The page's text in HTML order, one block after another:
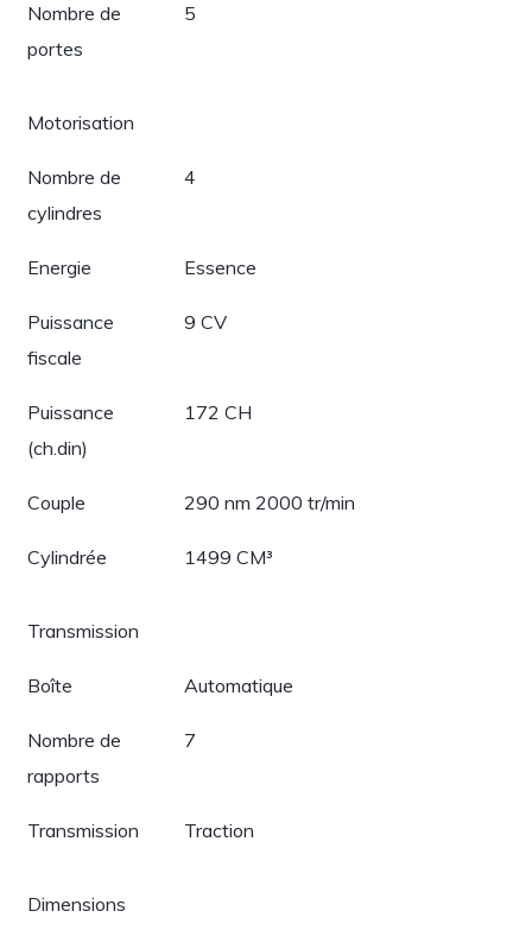
Nombre de
portes
5
Motorisation
Nombre de
cylindres
4
Energie Essence
Puissance
fiscale
9 CV
Puissance
(ch.din)
172 CH
Couple 290 nm 2000 tr/min
Cylindrée 1499 CM³
Transmission
Boîte Automatique
Nombre de
rapports
7
Transmission Traction
Dimensions